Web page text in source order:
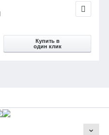
Купить в
один клик